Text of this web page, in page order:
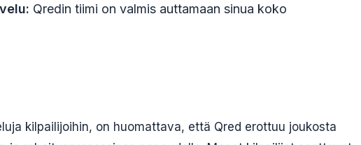
Qredin tiimi on valmis auttamaan sinua koko
kilpailijoihin, on huomattava, että Qred erottuu joukosta